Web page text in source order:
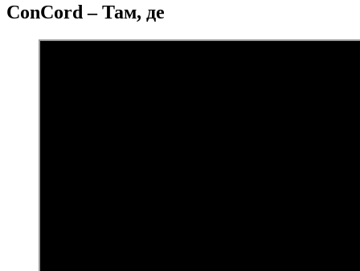
СonCord – Там, де